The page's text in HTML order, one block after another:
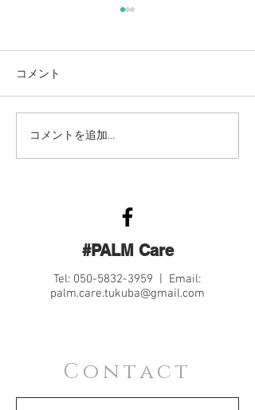
寒さ吹き飛ぶ！元気いっ
ぱい親子ヨガ
コメント
コメントを追加…
#PALM Care
Tel: 050-5832-3959 | Email:
palm.care.tukuba@gmail.com
Contact